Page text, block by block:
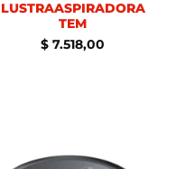
LUSTRAASPIRADORA
TEM
$ 7.518,00